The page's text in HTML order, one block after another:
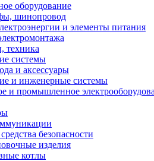
оборудование
шинопровод
и элементы питания
техника
системы
и аксессуары
и инженерные системы
и промышленное
безопасности
изделия
котлы